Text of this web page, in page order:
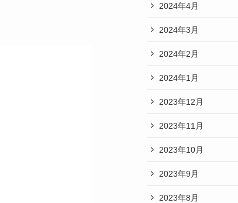
2024年4月
2024年3月
2024年2月
2024年1月
2023年12月
2023年11月
2023年10月
2023年9月
2023年8月